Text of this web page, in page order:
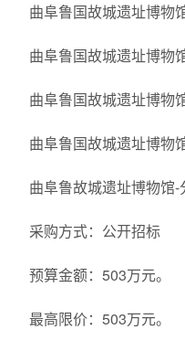
曲阜鲁国故城遗址博物
曲阜鲁国故城遗址博物
曲阜鲁国故城遗址博物
曲阜鲁国故城遗址博物
曲阜鲁故城遗址博物馆
采购方式：公开招标
预算金额：503万元。
最高限价：503万元。